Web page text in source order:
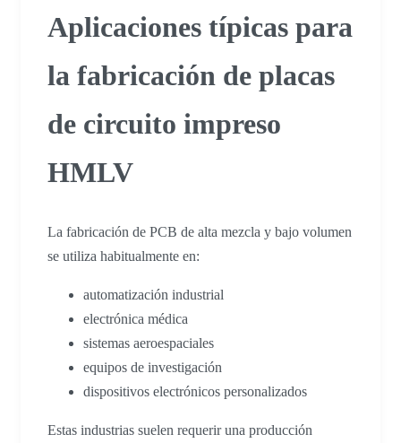
Aplicaciones típicas para
la fabricación de placas
de circuito impreso
HMLV
La fabricación de PCB de alta mezcla y bajo volumen
se utiliza habitualmente en:
automatización industrial
electrónica médica
sistemas aeroespaciales
equipos de investigación
dispositivos electrónicos personalizados
Estas industrias suelen requerir una producción